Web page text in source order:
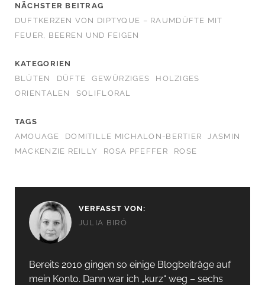
NÄCHSTER BEITRAG
DUFTKERZEN VON DIPTYQUE – RAUMDÜFTE MIT
FEUER, BEEREN UND FEIGEN
KATEGORIEN
BLÜTEN
DÜFTE GEWÜRZIGES
HOLZIGES
ORIENTALEN
SOLIFLORAL
TAGS
AMOUAGE
DOMITILLE MICHALON-BERTIER
JASMIN
MACKENZIE REILLY
ROSA PFEFFER ROSE
VERFASST VON:
JULIA BIRÓ
Bereits 2010 gingen so einige Blogbeiträge auf
mein Konto. Dann war ich „kurz“ weg – sechs